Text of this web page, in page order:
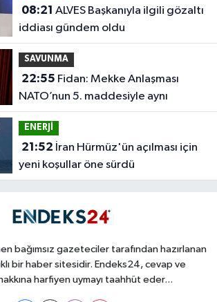
08:21
iddiası gündem oldu
SAVUNMA
22:55
NATO’nun 5. maddesiyle aynı
ENERJİ
21:52
yeni koşullar öne sürdü
bağımsız gazeteciler tarafından hazırlanan
bir haber sitesidir. Endeks24, cevap ve
harfiyen uymayı taahhüt eder...